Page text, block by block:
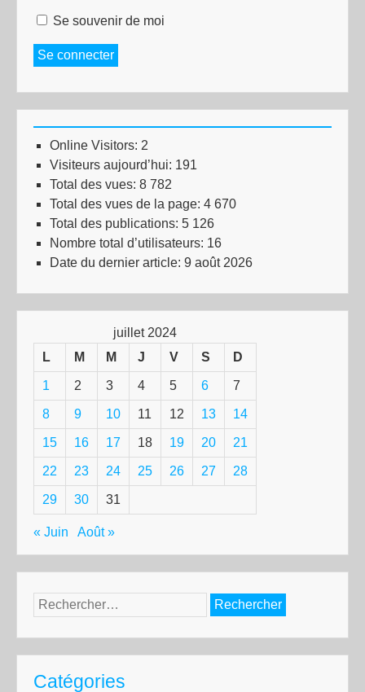
Se souvenir de moi
Se connecter
Online Visitors: 2
Visiteurs aujourd’hui: 191
Total des vues: 8 782
Total des vues de la page: 4 670
Total des publications: 5 126
Nombre total d’utilisateurs: 16
Date du dernier article: 9 août 2026
juillet 2024
L
M M J V S D
1 2 3 4 5 6 7
8 9 10 11 12 13 14
15 16 17 18 19 20 21
22 23 24 25 26 27 28
29 30 31
« Juin Août »
Rechercher :
Catégories